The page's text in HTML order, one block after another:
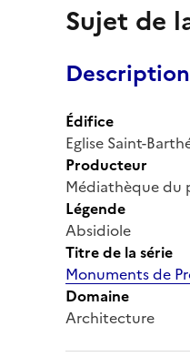
Sujet de
Description
Édifice
Eglise Saint-
Producteur
Médiathèque du
Légende
Absidiole
Titre de la série
Monuments de
Domaine
Architecture